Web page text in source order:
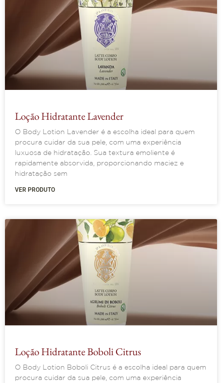
Loção Hidratante Lavender
O Body Lotion Lavender é a escolha ideal para quem
procura cuidar da sua pele, com uma experiência
luxuosa de hidratação. Sua textura emoliente é
rapidamente absorvida, proporcionando maciez e
hidratação sem
VER PRODUTO
Loção Hidratante Boboli Citrus
O Body Lotion Boboli Citrus é a escolha ideal para quem
procura cuidar da sua pele, com uma experiência